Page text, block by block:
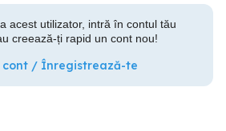
acest utilizator, intră în contul tău
creează-ți rapid un cont nou!
/ Înregistrează-te